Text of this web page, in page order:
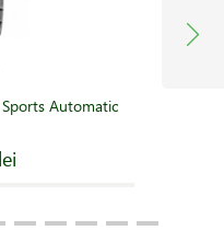
Sports Automatic